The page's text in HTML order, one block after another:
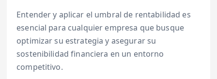
Entender y aplicar el umbral de rentabilidad es
esencial para cualquier empresa que busque
optimizar su estrategia y asegurar su
sostenibilidad financiera en un entorno
competitivo.